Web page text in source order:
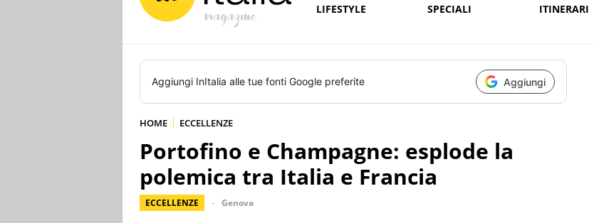
LIFESTYLE
SPECIALI ITINERARI
Aggiungi InItalia alle tue fonti Google preferite Aggiungi
HOME ECCELLENZE
Portofino e Champagne: esplode la
polemica tra Italia e Francia
ECCELLENZE Genova